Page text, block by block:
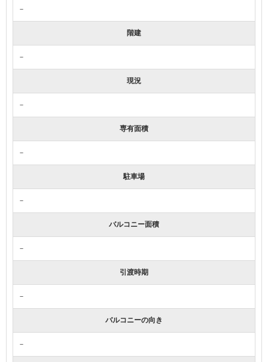
－
階建
－
現況
－
専有面積
－
駐車場
－
バルコニー面積
－
引渡時期
－
バルコニーの向き
－